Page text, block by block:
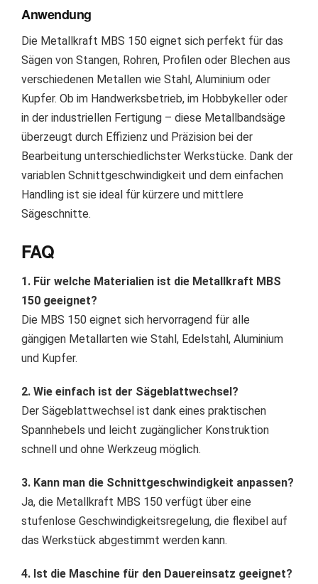
Anwendung
Die Metallkraft MBS 150 eignet sich perfekt für das
Sägen von Stangen, Rohren, Profilen oder Blechen aus
verschiedenen Metallen wie Stahl, Aluminium oder
Kupfer. Ob im Handwerksbetrieb, im Hobbykeller oder
in der industriellen Fertigung – diese Metallbandsäge
überzeugt durch Effizienz und Präzision bei der
Bearbeitung unterschiedlichster Werkstücke. Dank der
variablen Schnittgeschwindigkeit und dem einfachen
Handling ist sie ideal für kürzere und mittlere
Sägeschnitte.
FAQ
1. Für welche Materialien ist die Metallkraft MBS
150 geeignet?
Die MBS 150 eignet sich hervorragend für alle
gängigen Metallarten wie Stahl, Edelstahl, Aluminium
und Kupfer.
2. Wie einfach ist der Sägeblattwechsel?
Der Sägeblattwechsel ist dank eines praktischen
Spannhebels und leicht zugänglicher Konstruktion
schnell und ohne Werkzeug möglich.
3. Kann man die Schnittgeschwindigkeit anpassen?
Ja, die Metallkraft MBS 150 verfügt über eine
stufenlose Geschwindigkeitsregelung, die flexibel auf
das Werkstück abgestimmt werden kann.
4. Ist die Maschine für den Dauereinsatz geeignet?